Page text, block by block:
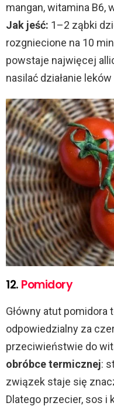
mangan, witamina B6,
Jak jeść: 1–2 ząbki
rozgniecione na 10
powstaje najwięcej
nasilać działanie
12. Pomidory
Główny atut pomidora
odpowiedzialny za
przeciwieństwie do
obróbce termicznej:
związek staje się
Dlatego przecier, sos i